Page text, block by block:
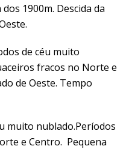
1900m. Descida da
de céu muito
fracos no Norte e
de Oeste. Tempo
muito nublado.Períodos
e Centro. Pequena